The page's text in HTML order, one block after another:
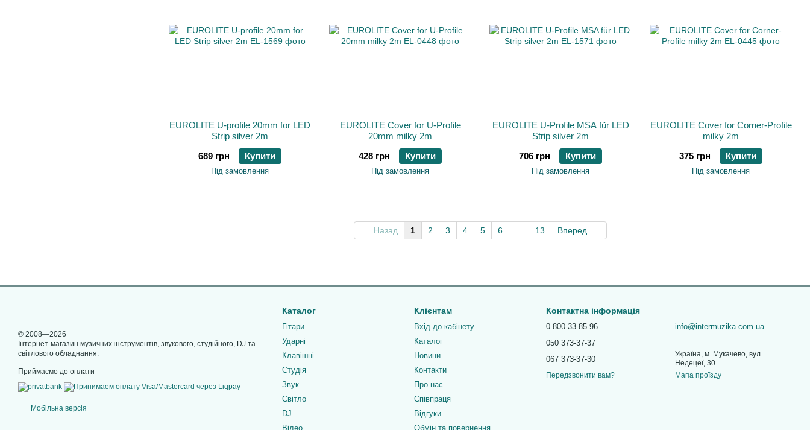
EUROLITE U-profile 20mm for LED
Strip silver 2m
689 грн
Купити
Під замовлення
EUROLITE Cover for U-Profile
20mm milky 2m
428 грн
Купити
Під замовлення
EUROLITE U-Profile MSA für LED
Strip silver 2m
706 грн
Купити
Під замовлення
EUROLITE Cover for Corner-Profile
milky 2m
375 грн
Купити
Під замовлення
Назад 1 2 3 4 5 6 13 Вперед
© 2008—2026
Інтернет-магазин музичних інструментів, звукового, студійного, DJ та
світлового обладнання.
Приймаємо до оплати
Мобільна версія
Каталог
Гітари
Ударні
Клавішні
Студія
Звук
Світло
DJ
Відео
Клієнтам
Вхід до кабінету
Каталог
Новини
Контакти
Про нас
Співпраця
Відгуки
Обмін та повернення
Контактна інформація
0 800-33-85-96
050 373-37-37
067 373-37-30
Передзвонити вам?
info@intermuzika.com.ua
Україна, м. Мукачево, вул.
Недецеї, 30
Мапа проїзду